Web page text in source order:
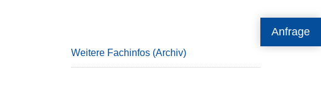
Anfrage
Weitere Fachinfos (Archiv)